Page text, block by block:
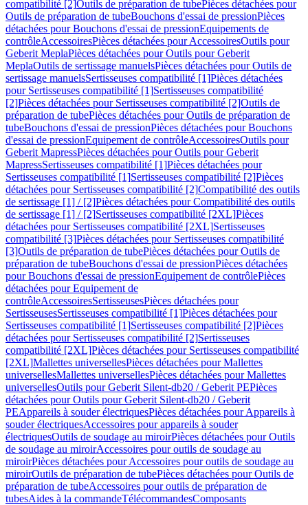
compatibilité [2]Outils de préparation de tubePièces détachées pour
Outils de préparation de tubeBouchons d'essai de pressionPièces
détachées pour Bouchons d'essai de pressionEquipements de
contrôleAccessoiresPièces détachées pour AccessoiresOutils pour
Geberit MeplaPièces détachées pour Outils pour Geberit
MeplaOutils de sertissage manuelsPièces détachées pour Outils de
sertissage manuelsSertisseuses compatibilité [1]Pièces détachées
pour Sertisseuses compatibilité [1]Sertisseuses compatibilité
[2]Pièces détachées pour Sertisseuses compatibilité [2]Outils de
préparation de tubePièces détachées pour Outils de préparation de
tubeBouchons d'essai de pressionPièces détachées pour Bouchons
d'essai de pressionEquipement de contrôleAccessoiresOutils pour
Geberit MapressPièces détachées pour Outils pour Geberit
MapressSertisseuses compatibilité [1]Pièces détachées pour
Sertisseuses compatibilité [1]Sertisseuses compatibilité [2]Pièces
détachées pour Sertisseuses compatibilité [2]Compatibilité des outils
de sertissage [1] / [2]Pièces détachées pour Compatibilité des outils
de sertissage [1] / [2]Sertisseuses compatibilité [2XL]Pièces
détachées pour Sertisseuses compatibilité [2XL]Sertisseuses
compatibilité [3]Pièces détachées pour Sertisseuses compatibilité
[3]Outils de préparation de tubePièces détachées pour Outils de
préparation de tubeBouchons d'essai de pressionPièces détachées
pour Bouchons d'essai de pressionEquipement de contrôlePièces
détachées pour Equipement de
contrôleAccessoiresSertisseusesPièces détachées pour
SertisseusesSertisseuses compatibilité [1]Pièces détachées pour
Sertisseuses compatibilité [1]Sertisseuses compatibilité [2]Pièces
détachées pour Sertisseuses compatibilité [2]Sertisseuses
compatibilité [2XL]Pièces détachées pour Sertisseuses compatibilité
[2XL]Mallettes universellesPièces détachées pour Mallettes
universellesMallettes universellesPièces détachées pour Mallettes
universellesOutils pour Geberit Silent-db20 / Geberit PEPièces
détachées pour Outils pour Geberit Silent-db20 / Geberit
PEAppareils à souder électriquesPièces détachées pour Appareils à
souder électriquesAccessoires pour appareils à souder
électriquesOutils de soudage au miroirPièces détachées pour Outils
de soudage au miroirAccessoires pour outils de soudage au
miroirPièces détachées pour Accessoires pour outils de soudage au
miroirOutils de préparation de tubePièces détachées pour Outils de
préparation de tubeAccessoires pour outils de préparation de
tubesAides à la commandeTélécommandesComposants